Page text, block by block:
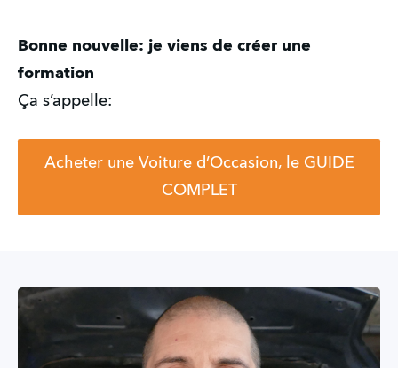
Bonne nouvelle: je viens de créer une
formation
Ça s’appelle:
Acheter une Voiture d’Occasion, le GUIDE
COMPLET